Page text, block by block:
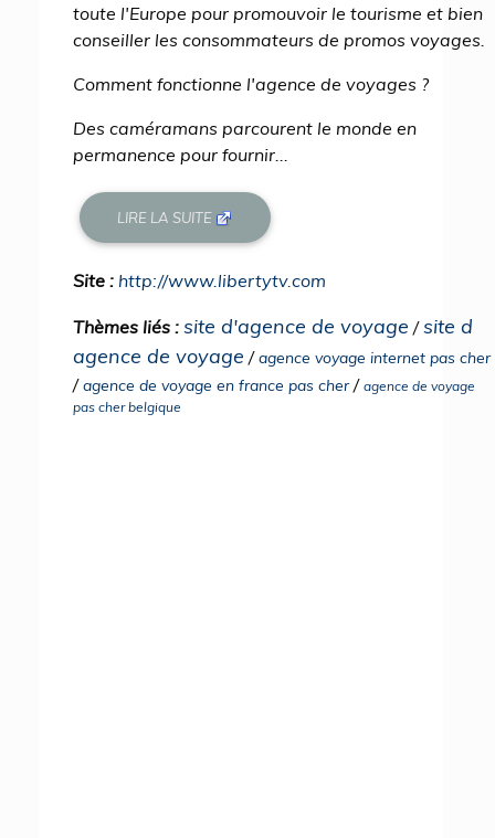
toute l'Europe pour promouvoir le tourisme et bien
conseiller les consommateurs de promos voyages.
Comment fonctionne l'agence de voyages ?
Des caméramans parcourent le monde en
permanence pour fournir...
LIRE LA SUITE
Site : http://www.libertytv.com
Thèmes liés : site d'agence de voyage /site d
agence de voyage /agence voyage internet pas cher
/agence de voyage en france pas cher/ agence de voyage
pas cher belgique